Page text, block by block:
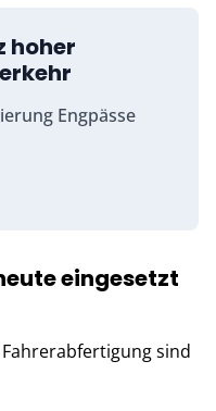
hoher
Engpässe
eingesetzt
sind